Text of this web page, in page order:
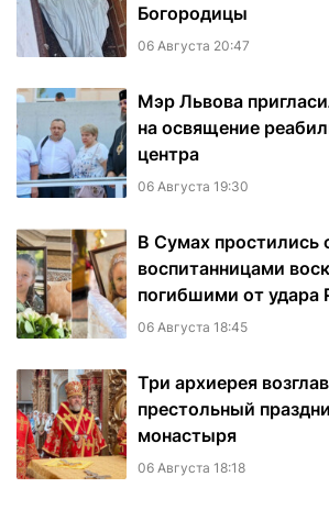
Богородицы
06 Августа 20:47
Мэр Львова
на освящение
центра
06 Августа 19:30
В Сумах простились
воспитанницами
погибшими от удара
06 Августа 18:45
Три архиерея
престольный
монастыря
06 Августа 18:18